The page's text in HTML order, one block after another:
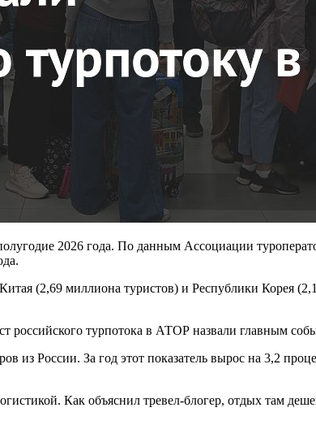
2026 года. По данным Ассоциации
(2,69 миллиона туристов) и Республики Корея
турпотока в АТОР назвали главным
из России. За год этот показатель вырос на 3,2
Как объяснил тревел-блогер, отдых там